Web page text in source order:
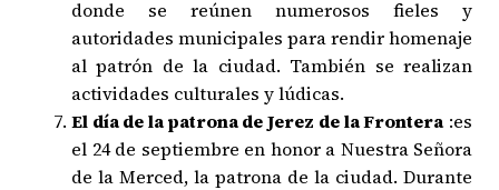
donde se reúnen numerosos fieles y
autoridades municipales para rendir homenaje
al patrón de la ciudad. También se realizan
actividades culturales y lúdicas.
El día de la patrona de Jerez de la Frontera :es
el 24 de septiembre en honor a Nuestra Señora
de la Merced, la patrona de la ciudad. Durante